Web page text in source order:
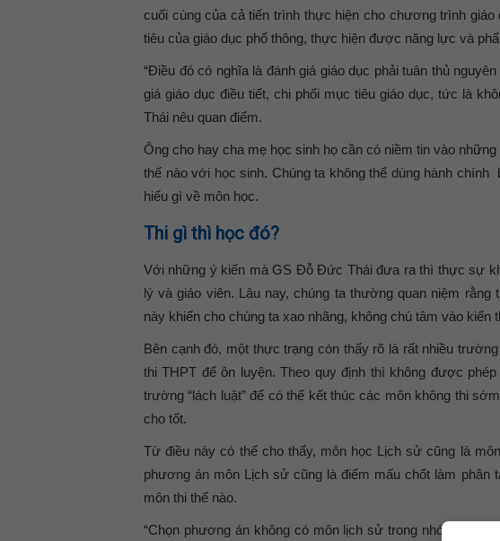
cuối cùng của cả tiến trình thực hiện cho chương trình
tiêu của giáo dục phổ thông, thực hiện được năng lực và
“Điều đó có nghĩa là đánh giá giáo dục phải tuân thủ
giá giáo dục điều tiết, chi phối mục tiêu giáo dục, tức là
Thái nêu quan điểm.
Ông cho hay cha mẹ học sinh họ cần có niềm tin vào
thế nào với học sinh. Chúng ta không thể dùng hành
hiểu gì về môn học.
Thi gì thì học đó?
Với những ý kiến mà GS Đỗ Đức Thái đưa ra thì thực sự
lý và giáo viên. Lâu nay, chúng ta thường quan niệm
này khiến cho chúng ta xao nhãng, không chú tâm vào kiến
Bên cạnh đó, một thực trạng còn thấy rõ là rất nhiều
thi THPT để ôn luyện. Theo quy định thì không được
trường “lách luật” để có thể kết thúc các môn không thi
cho tốt.
Từ điều này có thể cho thấy, môn học Lịch sử cũng là
phương án môn Lịch sử cũng là điểm mấu chốt làm phân
môn thi thế nào.
“Chọn phương án không có môn lịch sử trong nhóm môn